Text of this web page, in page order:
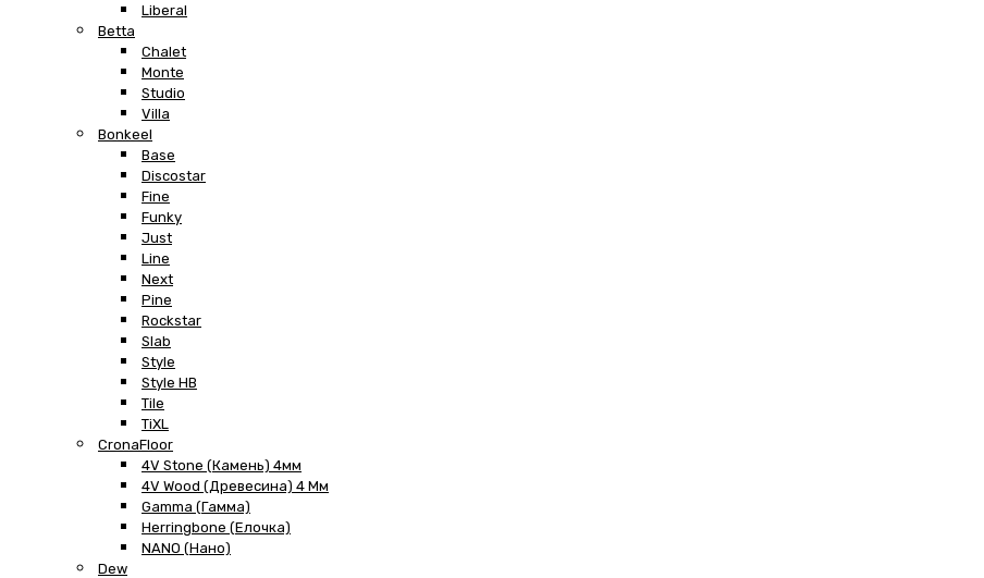
Liberal
Betta
Chalet
Monte
Studio
Villa
Bonkeel
Base
Discostar
Fine
Funky
Just
Line
Next
Pine
Rockstar
Slab
Style
Style HB
Tile
TiXL
CronaFloor
4V Stone (Камень) 4мм
4V Wood (Древесина) 4 Мм
Gamma (Гамма)
Herringbone (Елочка)
NANO (Нано)
Dew